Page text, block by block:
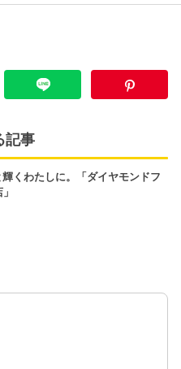
記事
くわたしに。「ダイヤモンドフ